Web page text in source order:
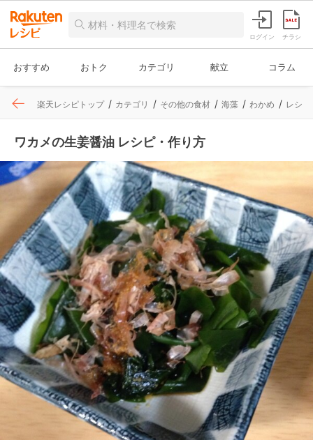
ログイン チラシ
おすすめ おトク カテゴリ 献立 コラム
楽天レシピトップ カテゴリ その他の食材 海藻 わかめ レシ
ワカメの生姜醤油 レシピ・作り方